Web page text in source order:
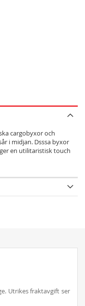
cargobyxor och
i midjan. Dsssa byxor
en utilitaristisk touch
Utrikes fraktavgift ser